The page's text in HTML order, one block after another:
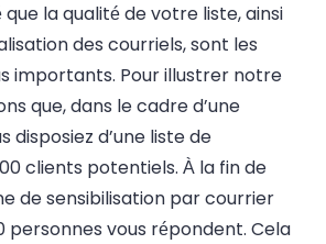
la qualité de votre liste, ainsi
des courriels, sont les
importants. Pour illustrer notre
que, dans le cadre d’une
disposiez d’une liste de
clients potentiels. À la fin de
de sensibilisation par courrier
personnes vous répondent. Cela